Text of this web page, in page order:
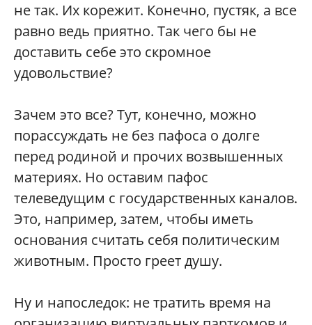
не так. Их корежит. Конечно, пустяк, а все
равно ведь приятно. Так чего бы не
доставить себе это скромное
удовольствие?
Зачем это все? Тут, конечно, можно
порассуждать не без пафоса о долге
перед родиной и прочих возвышенных
материях. Но оставим пафос
телеведущим с государственных каналов.
Это, например, затем, чтобы иметь
основания считать себя политическим
животным. Просто греет душу.
Ну и напоследок: не тратить время на